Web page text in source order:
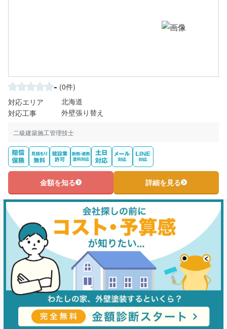
- (0件)
対応エリア
北海道
対応工事
外壁張り替え
二級建築施工管理技士
金額を知る 詳細を見る